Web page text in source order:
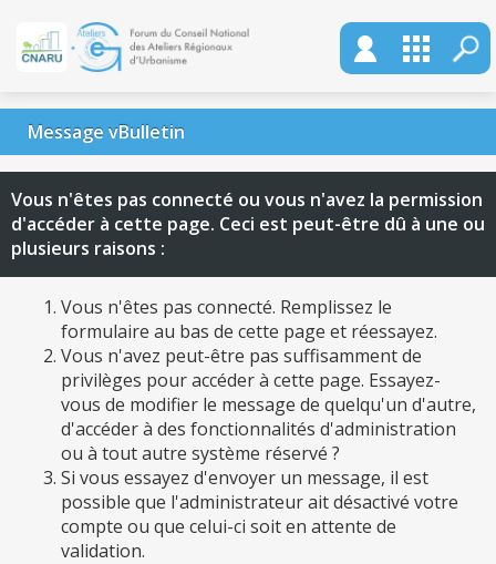
Message vBulletin
Vous n'êtes pas connecté ou vous n'avez la permission
d'accéder à cette page. Ceci est peut-être dû à une ou
plusieurs raisons :
Vous n'êtes pas connecté. Remplissez le
formulaire au bas de cette page et réessayez.
Vous n'avez peut-être pas suffisamment de
privilèges pour accéder à cette page. Essayez-
vous de modifier le message de quelqu'un d'autre,
d'accéder à des fonctionnalités d'administration
ou à tout autre système réservé ?
Si vous essayez d'envoyer un message, il est
possible que l'administrateur ait désactivé votre
compte ou que celui-ci soit en attente de
validation.